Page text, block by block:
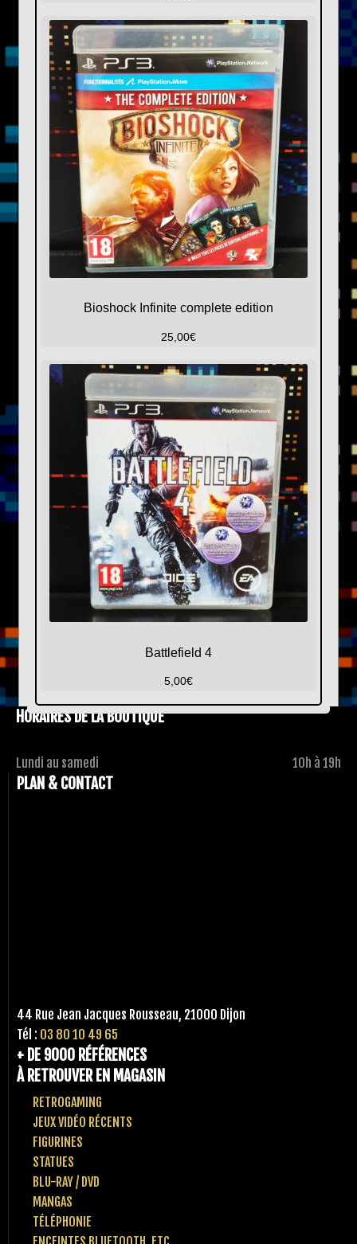
Bioshock Infinite complete edition
25,00€
Battlefield 4
5,00€
HORAIRES DE LA BOUTIQUE
Lundi au samedi 10h à 19h
PLAN & CONTACT
44 Rue Jean Jacques Rousseau, 21000 Dijon
Tél : 03 80 10 49 65
+ DE 9000 RÉFÉRENCES
À RETROUVER EN MAGASIN
RETROGAMING
JEUX VIDÉO RÉCENTS
FIGURINES
STATUES
BLU-RAY / DVD
MANGAS
TÉLÉPHONIE